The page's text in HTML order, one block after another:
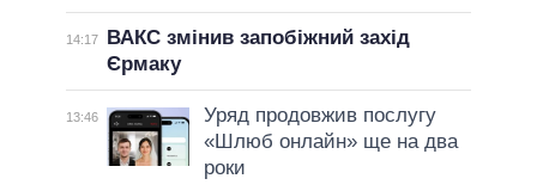
14:17
ВАКС змінив запобіжний захід
Єрмаку
13:46
Уряд продовжив послугу
«Шлюб онлайн» ще на два
роки